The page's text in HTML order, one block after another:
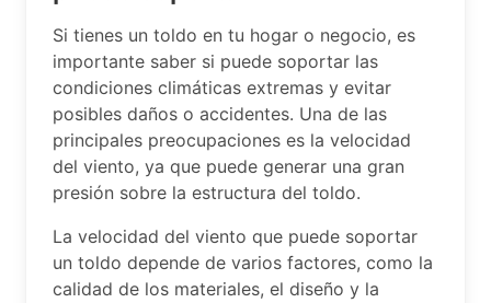
Si tienes un toldo en tu hogar o negocio, es
importante saber si puede soportar las
condiciones climáticas extremas y evitar
posibles daños o accidentes. Una de las
principales preocupaciones es la velocidad
del viento, ya que puede generar una gran
presión sobre la estructura del toldo.
La velocidad del viento que puede soportar
un toldo depende de varios factores, como la
calidad de los materiales, el diseño y la